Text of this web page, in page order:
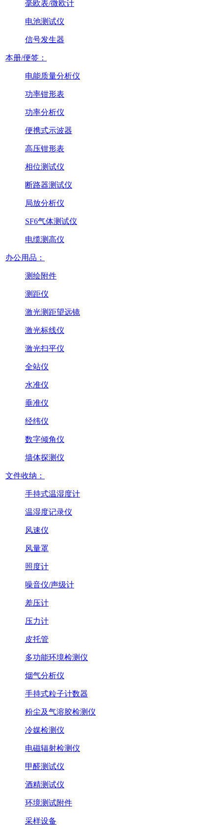
毫欧表/微欧计
电池测试仪
信号发生器
本册/便签：
电能质量分析仪
功率钳形表
功率分析仪
便携式示波器
高压钳形表
相位测试仪
断路器测试仪
局放分析仪
SF6气体测试仪
电缆测高仪
办公用品：
测绘附件
测距仪
激光测距望远镜
激光标线仪
激光扫平仪
全站仪
水准仪
垂准仪
经纬仪
数字倾角仪
墙体探测仪
文件收纳：
手持式温湿度计
温湿度记录仪
风速仪
风量罩
照度计
噪音仪/声级计
差压计
压力计
皮托管
多功能环境检测仪
烟气分析仪
手持式粒子计数器
粉尘及气溶胶检测仪
冷媒检测仪
电磁辐射检测仪
甲醛测试仪
酒精测试仪
环境测试附件
采样设备